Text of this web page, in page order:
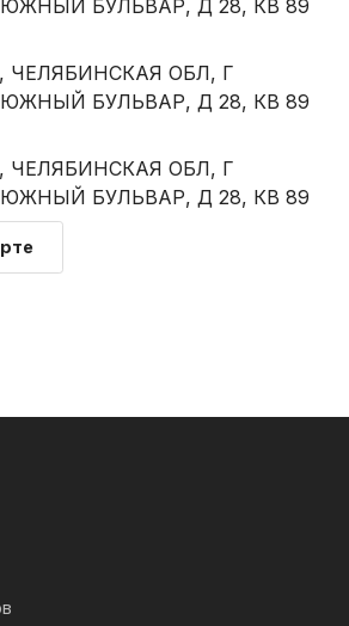
БУЛЬВАР, Д 28, КВ 89
ЧЕЛЯБИНСКАЯ ОБЛ, Г
БУЛЬВАР, Д 28, КВ 89
ЧЕЛЯБИНСКАЯ ОБЛ, Г
БУЛЬВАР, Д 28, КВ 89